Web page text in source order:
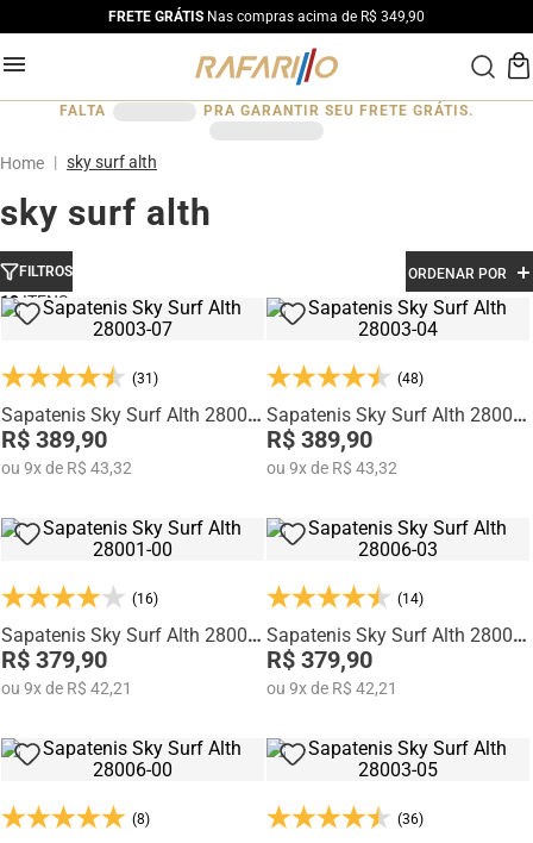
FRETE GRÁTIS Nas compras acima de R$ 349,90
FALTA PRA GARANTIR SEU FRETE GRÁTIS.
sky surf alth
sky surf alth
FILTROS ORDENAR POR
10
(31)
Sapatenis Sky Surf Alth 28003-
07
R$ 389,90
ou 9xde R$ 43,32
(48)
Sapatenis Sky Surf Alth 28003-
04
R$ 389,90
ou 9xde R$ 43,32
(16)
Sapatenis Sky Surf Alth 28001-
00
R$ 379,90
ou 9xde R$ 42,21
(14)
Sapatenis Sky Surf Alth 28006-
03
R$ 379,90
ou 9xde R$ 42,21
(8) (36)